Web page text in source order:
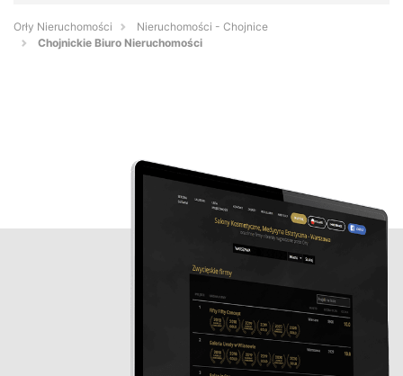
Orły Nieruchomości
Nieruchomości - Chojnice
Chojnickie Biuro Nieruchomości